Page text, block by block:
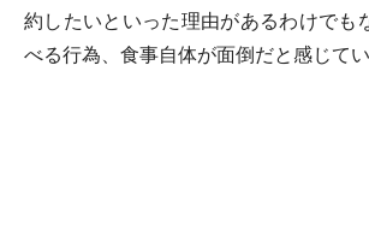
約したいといった理由があるわけでも
べる行為、食事自体が面倒だと感じてい